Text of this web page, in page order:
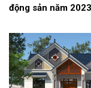
động sản năm 2023